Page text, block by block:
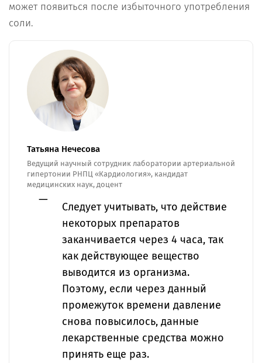
может появиться после избыточного употребления
соли.
Татьяна Нечесова
Ведущий научный сотрудник лаборатории артериальной
гипертонии РНПЦ «Кардиология», кандидат
медицинских наук, доцент
Следует учитывать, что действие
некоторых препаратов
заканчивается через 4 часа, так
как действующее вещество
выводится из организма.
Поэтому, если через данный
промежуток времени давление
снова повысилось, данные
лекарственные средства можно
принять еще раз.